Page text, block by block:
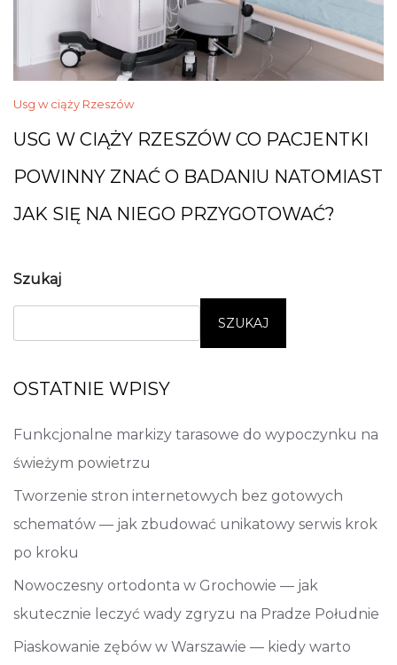
Usg w ciąży Rzeszów
USG W CIĄŻY RZESZÓW CO PACJENTKI
POWINNY ZNAĆ O BADANIU NATOMIAST
JAK SIĘ NA NIEGO PRZYGOTOWAĆ?
Szukaj
SZUKAJ
OSTATNIE WPISY
Funkcjonalne markizy tarasowe do wypoczynku na
świeżym powietrzu
Tworzenie stron internetowych bez gotowych
schematów — jak zbudować unikatowy serwis krok
po kroku
Nowoczesny ortodonta w Grochowie — jak
skutecznie leczyć wady zgryzu na Pradze Południe
Piaskowanie zębów w Warszawie — kiedy warto